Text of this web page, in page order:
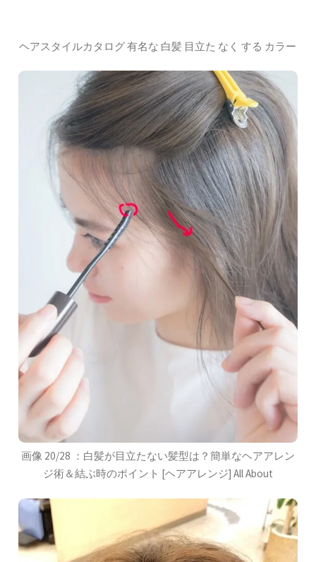
ヘアスタイルカタログ 有名な 白髪 目立た なく する カラー
画像 20/28 ：白髪が目立たない髪型は？簡単なヘアアレン
ジ術＆結ぶ時のポイント [ヘアアレンジ] All About